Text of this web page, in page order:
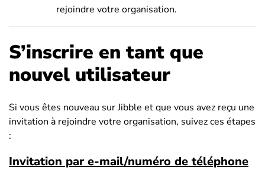
rejoindre votre organisation.
S’inscrire en tant que
nouvel utilisateur
Si vous êtes nouveau sur Jibble et que vous avez reçu une
invitation à rejoindre votre organisation, suivez ces étapes
:
Invitation par e-mail/numéro de téléphone